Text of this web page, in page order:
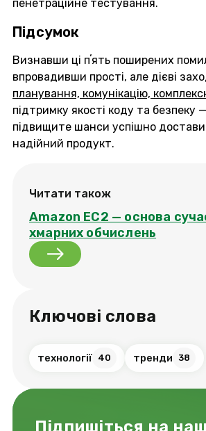
пенетраційне тестування.
Підсумок
Визнавши ці пʼять поширених
впровадивши прості, але дієві
планування, комунікацію,
підтримку якості коду та безпеку
підвищите шанси успішно
надійний продукт.
Читати також
Amazon EC2 — основа
хмарних обчислень
Ключові слова
технології 40 тренди 38
Підпишіться на